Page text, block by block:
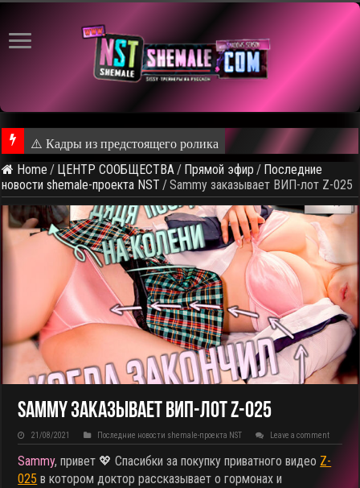
⚠️ Кадры из предстоящего ролика
Home / ЦЕНТР СООБЩЕСТВА / Прямой эфир / Последние
новости shemale-проекта NST /Sammy заказывает ВИП-лот Z-025
Sammy заказывает ВИП-лот Z-025
21/08/2021 Последние новости shemale-проекта NST Leave a comment
Sammy, привет 💖 Спасибки за покупку приватного видео Z-
025 в котором доктор рассказывает о гормонах и